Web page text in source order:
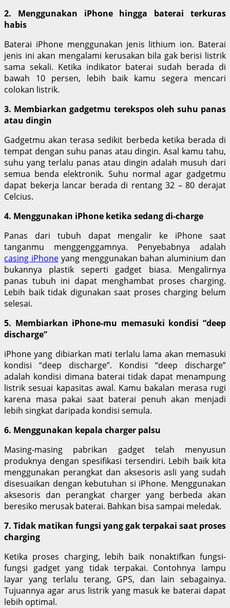
2. Menggunakan iPhone hingga baterai terkuras
habis
Baterai iPhone menggunakan jenis lithium ion. Baterai
jenis ini akan mengalami kerusakan bila gak berisi listrik
sama sekali. Ketika indikator baterai sudah berada di
bawah 10 persen, lebih baik kamu segera mencari
colokan listrik.
3. Membiarkan gadgetmu terekspos oleh suhu panas
atau dingin
Gadgetmu akan terasa sedikit berbeda ketika berada di
tempat dengan suhu panas atau dingin. Asal kamu tahu,
suhu yang terlalu panas atau dingin adalah musuh dari
semua benda elektronik. Suhu normal agar gadgetmu
dapat bekerja lancar berada di rentang 32 – 80 derajat
Celcius.
4. Menggunakan iPhone ketika sedang di-charge
Panas dari tubuh dapat mengalir ke iPhone saat
tanganmu menggenggamnya. Penyebabnya adalah
casing iPhoneyang menggunakan bahan aluminium dan
bukannya plastik seperti gadget biasa. Mengalirnya
panas tubuh ini dapat menghambat proses charging.
Lebih baik tidak digunakan saat proses charging belum
selesai.
5. Membiarkan iPhone-mu memasuki kondisi “deep
discharge”
iPhone yang dibiarkan mati terlalu lama akan memasuki
kondisi “deep discharge”. Kondisi “deep discharge”
adalah kondisi dimana baterai tidak dapat menampung
listrik sesuai kapasitas awal. Kamu bakalan merasa rugi
karena masa pakai saat baterai penuh akan menjadi
lebih singkat daripada kondisi semula.
6. Menggunakan kepala charger palsu
Masing-masing pabrikan gadget telah menyusun
produknya dengan spesifikasi tersendiri. Lebih baik kita
menggunakan perangkat dan aksesoris asli yang sudah
disesuaikan dengan kebutuhan si iPhone. Menggunakan
aksesoris dan perangkat charger yang berbeda akan
beresiko merusak baterai. Bahkan bisa sampai meledak.
7. Tidak matikan fungsi yang gak terpakai saat proses
charging
Ketika proses charging, lebih baik nonaktifkan fungsi-
fungsi gadget yang tidak terpakai. Contohnya lampu
layar yang terlalu terang, GPS, dan lain sebagainya.
Tujuannya agar arus listrik yang masuk ke baterai dapat
lebih optimal.